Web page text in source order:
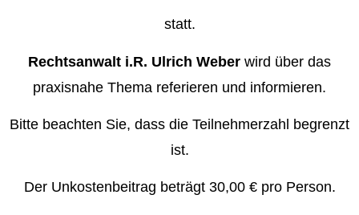
statt.
Rechtsanwalt i.R. Ulrich Weber wird über das
praxisnahe Thema referieren und informieren.
Bitte beachten Sie, dass die Teilnehmerzahl begrenzt
ist.
Der Unkostenbeitrag beträgt 30,00 € pro Person.